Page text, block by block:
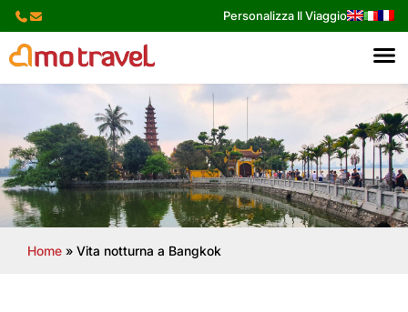
Skip
content
Personalizza Il Viaggio
Home » Vita notturna a Bangkok